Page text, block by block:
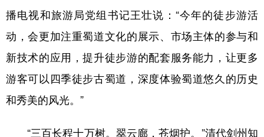
播电视和旅游局党组书记王壮说：“今年的徒步游活
动，会更加注重蜀道文化的展示、市场主体的参与和
新技术的应用，提升徒步游的配套服务能力，让更多
游客可以四季徒步古蜀道，深度体验蜀道悠久的历史
和秀美的风光。”
“三百长程十万树。翠云廊，苍烟护。”清代剑州知